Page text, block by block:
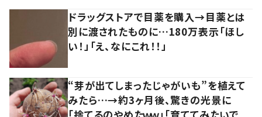
ドラッグストアで目薬を購入→目薬とは
別に渡されたものに…180万表示「ほし
い！」「え、なにこれ！！」
“芽が出てしまったじゃがいも”を植えて
みたら…→約3ヶ月後、驚きの光景に